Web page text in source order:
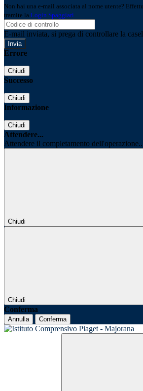
Non hai una e-mail associata al nome utente?
tramite la Login Spaggiari
E-mail inviata, si prega di controllare la
Errore
Chiudi
Successo
Chiudi
Informazione
Chiudi
Attendere...
Attendere il completamento
Chiudi
Chiudi
Conferma
Annulla Conferma